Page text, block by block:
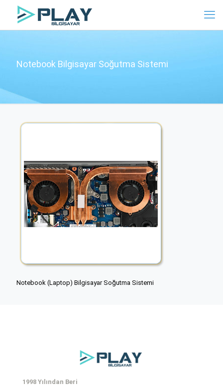
Notebook Bilgisayar Soğutma Sistemi
Notebook (Laptop) Bilgisayar Soğutma Sistemi
1998 Yılından Beri